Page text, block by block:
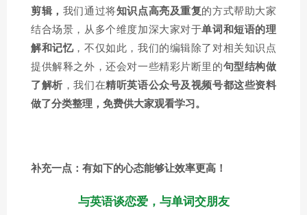
剪辑， 我们通过将知识点高亮及重复的方式帮助大家
结合场景，从多个维度加深大家对于单词和短语的理
解和记忆，不仅如此，我们的编辑除了对相关知识点
提供解释之外，还会对一些精彩片断里的句型结构做
了解析 ，我们在精听英语公众号及视频号都这些资料
做了分类整理，免费供大家观看学习。
补充一点：有如下的心态能够让效率更高！
与英语谈恋爱，与单词交朋友